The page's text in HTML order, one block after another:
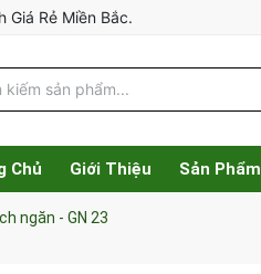
Giá Rẻ Miền Bắc.
Chủ Giới Thiệu Sản Phẩm
ngăn - GN 23